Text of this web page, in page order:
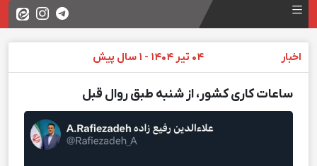
اخبار 04 تیر 1404 - 1 سال پیش
ساعات کاری کشور، از شنبه طبق روال قبل